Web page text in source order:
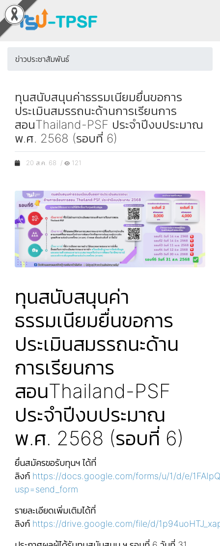
ข่าวประชาสัมพันธ์
ทุนสนับสนุนค่าธรรมเนียมยื่นขอการ
ประเมินสมรรถนะด้านการเรียนการ
สอนThailand-PSF ประจำปีงบประมาณ
พ.ศ. 2568 (รอบที่ 6)
20 ส.ค. 68 / 121
ทุนสนับสนุนค่า
ธรรมเนียมยื่นขอการ
ประเมินสมรรถนะด้าน
การเรียนการ
สอนThailand-PSF
ประจำปีงบประมาณ
พ.ศ. 2568 (รอบที่ 6)
ยื่นสมัครขอรับทุนฯ ได้ที่
ลิงก์ https://docs.google.com/forms/u/1/d/e/
usp=send_form
รายละเอียดเพิ่มเติมได้ที่
ลิงก์ https://drive.google.com/file/d/